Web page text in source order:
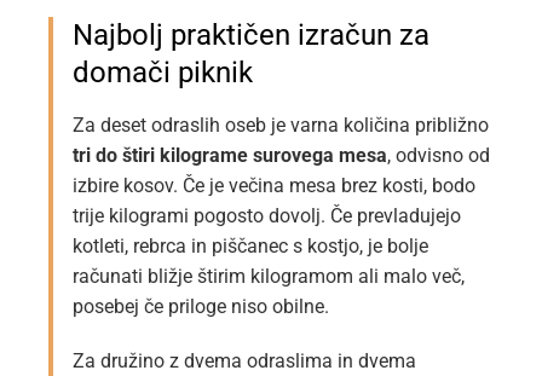
Najbolj praktičen izračun za
domači piknik
Za deset odraslih oseb je varna količina približno
tri do štiri kilograme surovega mesa, odvisno od
izbire kosov. Če je večina mesa brez kosti, bodo
trije kilogrami pogosto dovolj. Če prevladujejo
kotleti, rebrca in piščanec s kostjo, je bolje
računati bližje štirim kilogramom ali malo več,
posebej če priloge niso obilne.
Za družino z dvema odraslima in dvema